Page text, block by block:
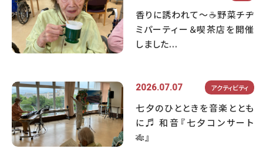
香りに誘われて～☕野菜チヂ
ミパーティー＆喫茶店を開催
しました...
2026.07.07 アクティビティ
七夕のひとときを音楽ととも
に♬ 和音『七夕コンサート
🎋』